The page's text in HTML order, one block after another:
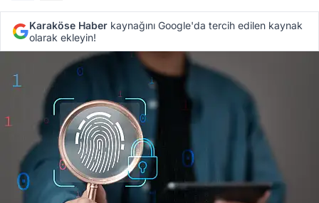
Karaköse Haber kaynağını Google'da tercih edilen kaynak
olarak ekleyin!